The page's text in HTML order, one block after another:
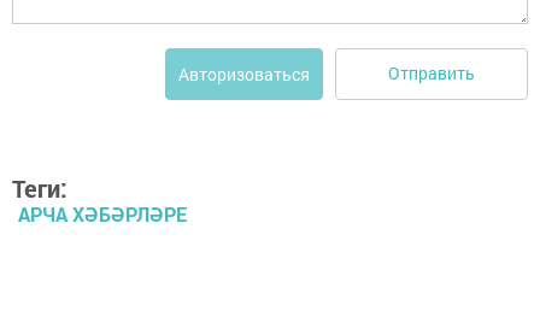
Авторизоваться Отправить
Теги:
АРЧА ХӘБӘРЛӘРЕ